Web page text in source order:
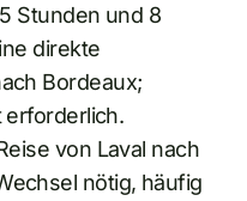
Stunden und 8
direkte
Bordeaux;
erforderlich.
von Laval nach
nötig, häufig